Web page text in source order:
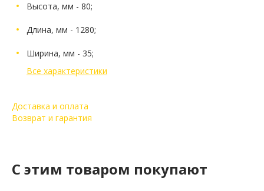
Высота, мм - 80;
Длина, мм - 1280;
Ширина, мм - 35;
Все характеристики
Доставка и оплата
Возврат и гарантия
C этим товаром покупают